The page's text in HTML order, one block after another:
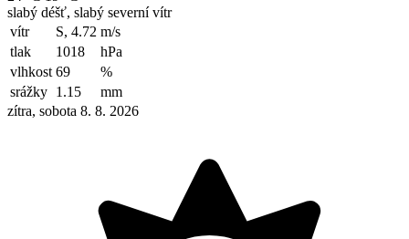
slabý déšť, slabý severní vítr
vítr
S, 4.72 m/s
tlak
1018
hPa
vlhkost 69
%
srážky 1.15
mm
zítra, sobota 8. 8. 2026